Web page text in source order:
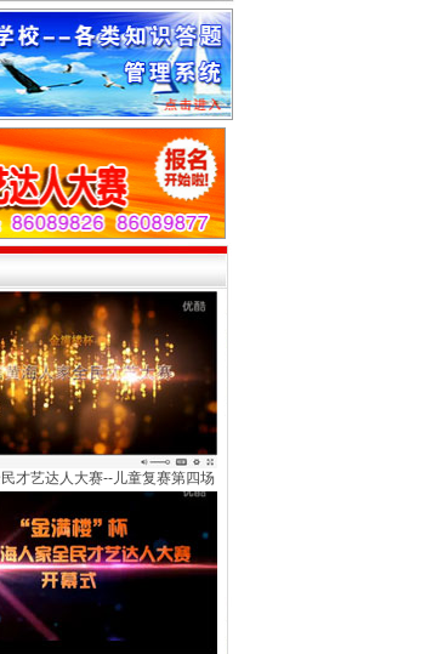
才艺达人大赛--儿童复赛第四场